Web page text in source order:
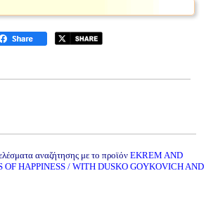
αναζήτησης με το προϊόν EKREM AND
OF HAPPINESS / WITH DUSKO GOYKOVICH AND